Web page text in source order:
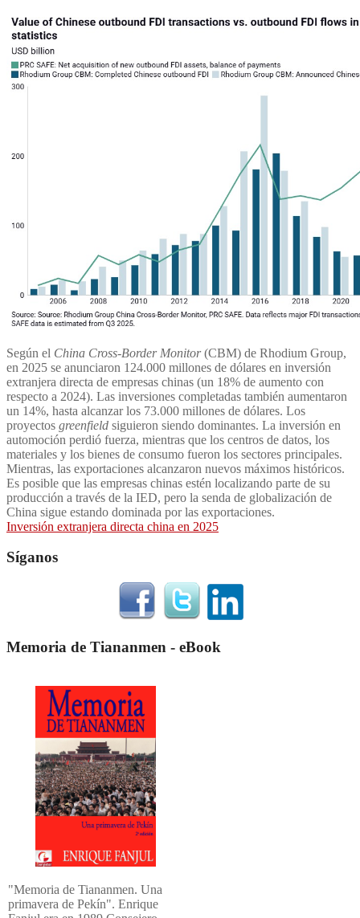
Según el China Cross-Border Monitor(CBM) de Rhodium Group,
en 2025 se anunciaron 124.000 millones de dólares en inversión
extranjera directa de empresas chinas (un 18% de aumento con
respecto a 2024). Las inversiones completadas también aumentaron
un 14%, hasta alcanzar los 73.000 millones de dólares. Los
proyectos greenfield siguieron siendo dominantes. La inversión en
automoción perdió fuerza, mientras que los centros de datos, los
materiales y los bienes de consumo fueron los sectores principales.
Mientras, las exportaciones alcanzaron nuevos máximos históricos.
Es posible que las empresas chinas estén localizando parte de su
producción a través de la IED, pero la senda de globalización de
China sigue estando dominada por las exportaciones.
Inversión extranjera directa china en 2025
Síganos
Memoria de Tiananmen - eBook
"Memoria de Tiananmen. Una
primavera de Pekín". Enrique